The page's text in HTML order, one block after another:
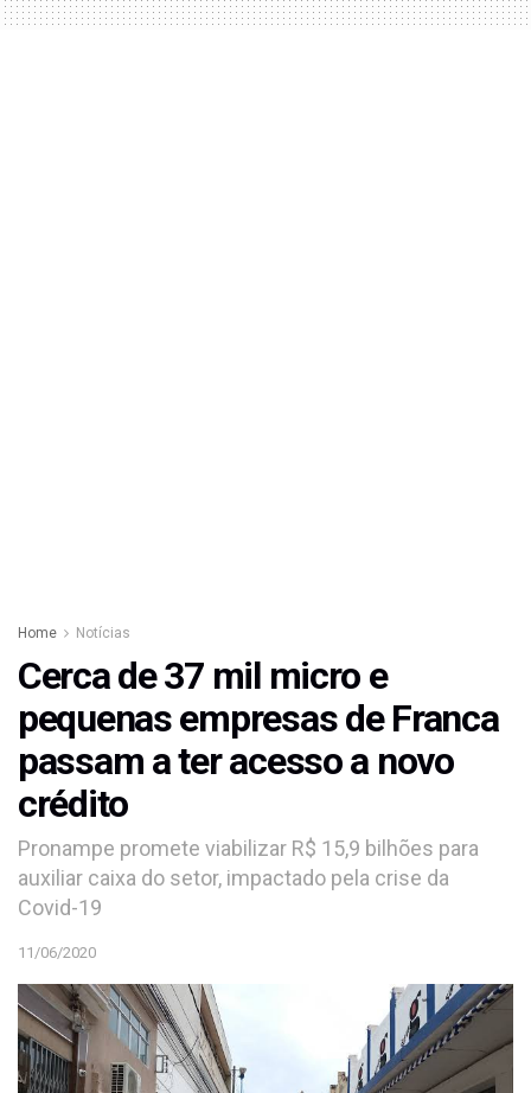
Home Notícias
Cerca de 37 mil micro e
pequenas empresas de Franca
passam a ter acesso a novo
crédito
Pronampe promete viabilizar R$ 15,9 bilhões para
auxiliar caixa do setor, impactado pela crise da
Covid-19
11/06/2020